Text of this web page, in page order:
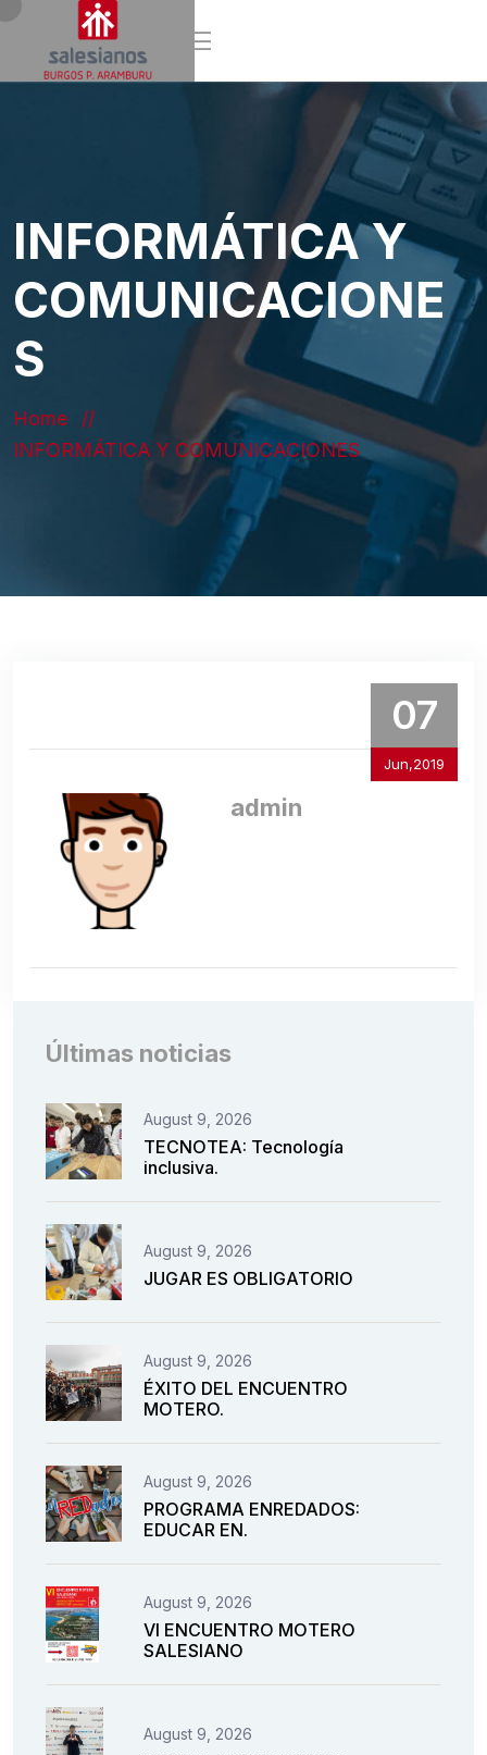
INFORMÁTICA Y
COMUNICACIONE
S
Home
INFORMÁTICA Y COMUNICACIONES
07
Jun,2019
admin
Últimas noticias
August 9, 2026
TECNOTEA: Tecnología
inclusiva.
August 9, 2026
JUGAR ES OBLIGATORIO
August 9, 2026
ÉXITO DEL ENCUENTRO
MOTERO.
August 9, 2026
PROGRAMA ENREDADOS:
EDUCAR EN.
August 9, 2026
VI ENCUENTRO MOTERO
SALESIANO
August 9, 2026